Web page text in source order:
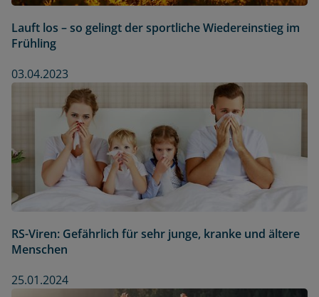
Lauft los – so gelingt der sportliche Wiedereinstieg im
Frühling
03.04.2023
RS-Viren: Gefährlich für sehr junge, kranke und ältere
Menschen
25.01.2024